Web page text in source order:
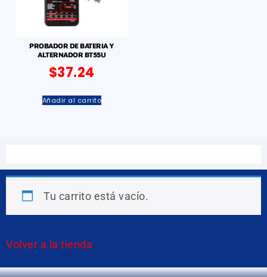
PROBADOR DE BATERIA Y
ALTERNADOR BT55U
$37.24
Añadir al carrito
Tu carrito está vacío.
Volver a la tienda